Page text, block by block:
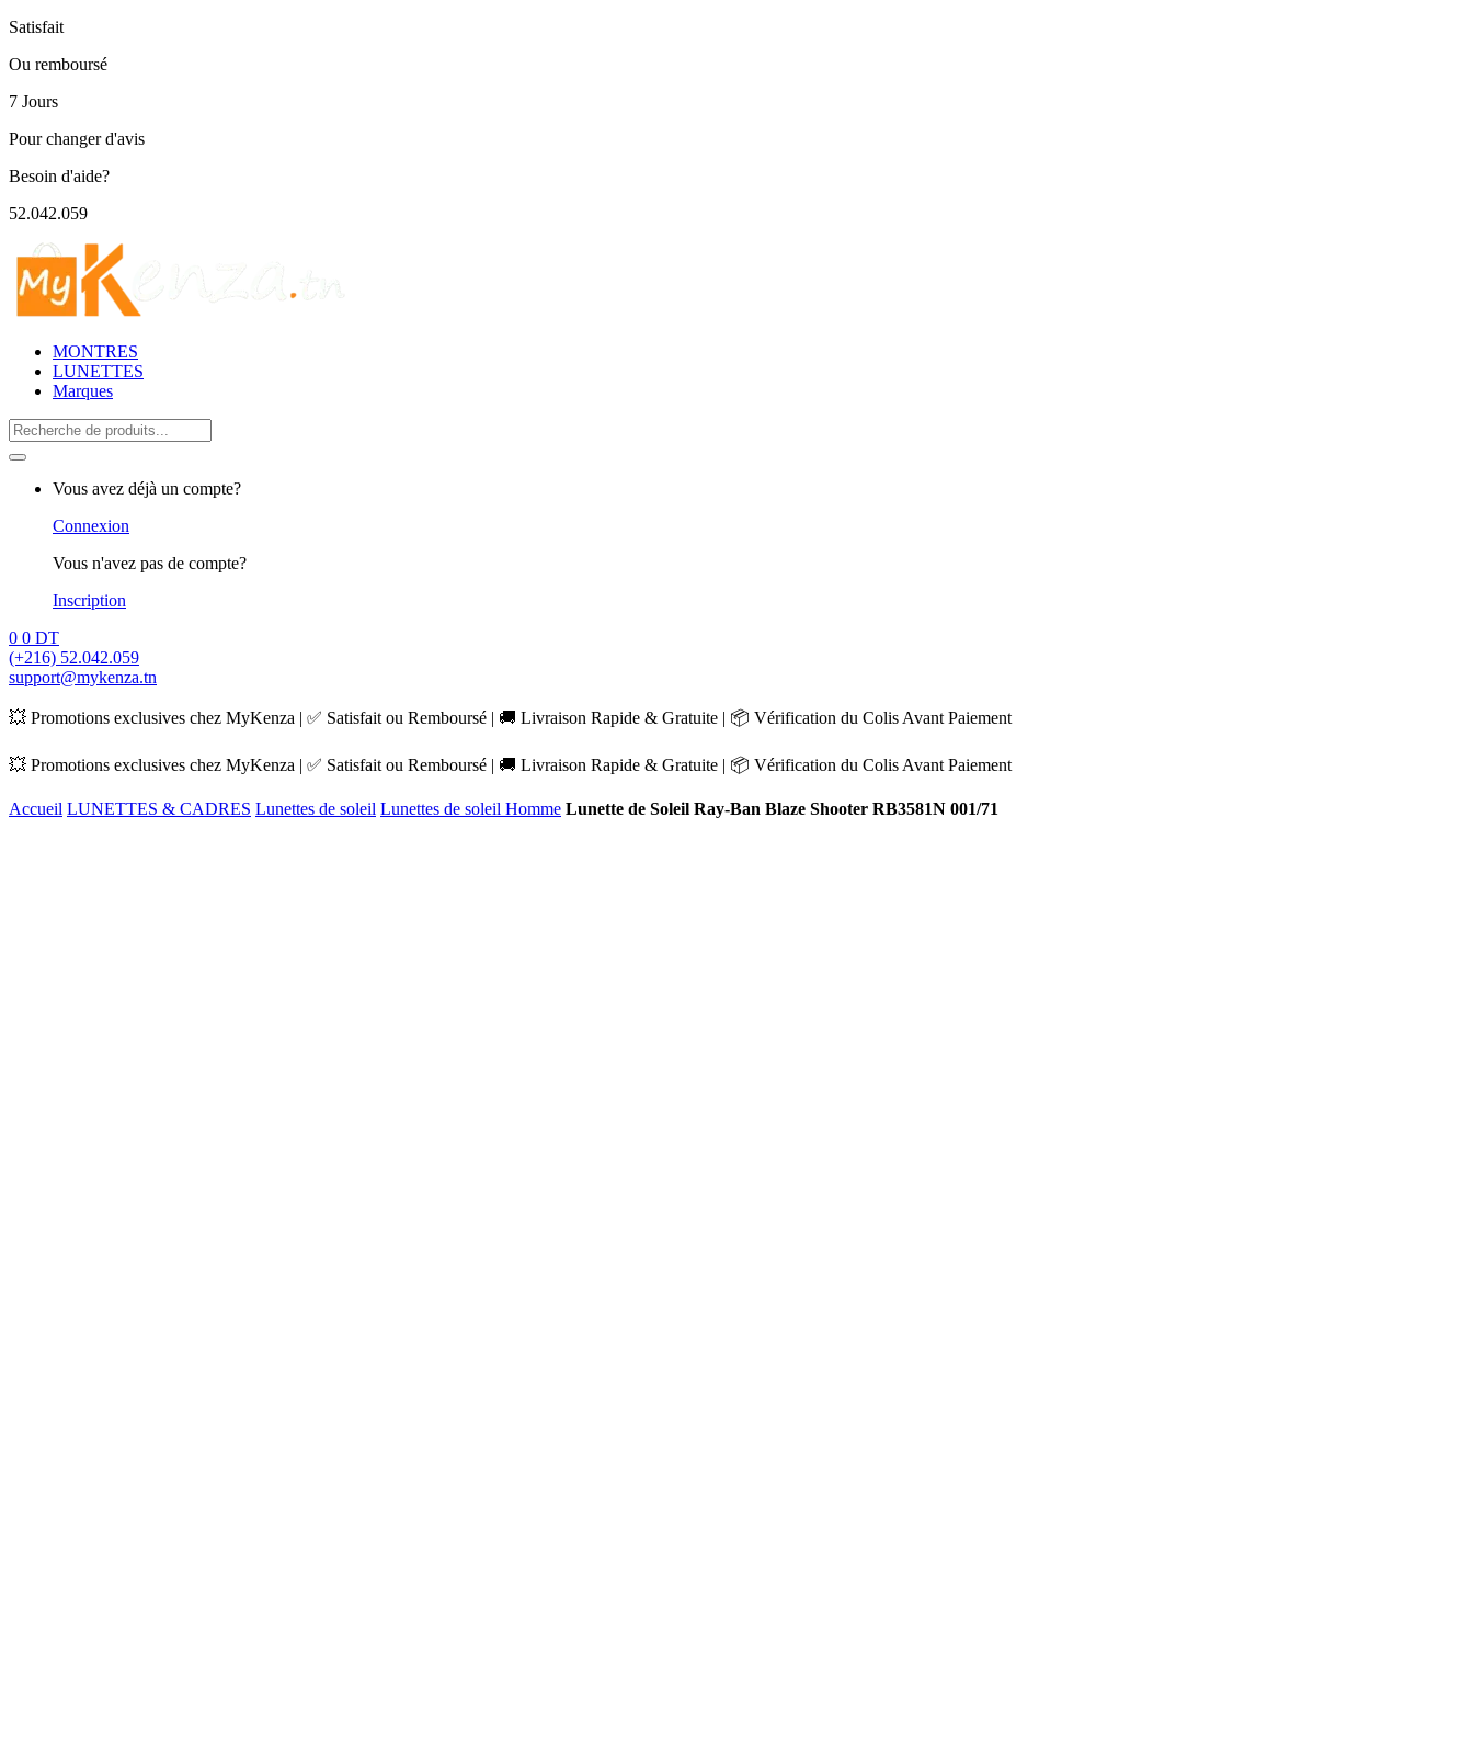
Satisfait
Ou remboursé
7 Jours
Pour changer d'avis
Besoin d'aide?
52.042.059
MONTRES
LUNETTES
Marques
Search
for:
Vous avez déjà un compte?
Connexion
Vous n'avez pas de compte?
Inscription
0 0 DT
(+216) 52.042.059
support@mykenza.tn
💥 Promotions exclusives chez MyKenza | ✅ Satisfait ou Remboursé | 🚚 Livraison Rapide & Gratuite | 📦 Vérification du Colis Avant Paiement
💥 Promotions exclusives chez MyKenza | ✅ Satisfait ou Remboursé | 🚚 Livraison Rapide & Gratuite | 📦 Vérification du Colis Avant Paiement
Accueil LUNETTES & CADRES Lunettes de soleil Lunettes de soleil Homme Lunette de Soleil Ray-Ban Blaze Shooter RB3581N 001/71